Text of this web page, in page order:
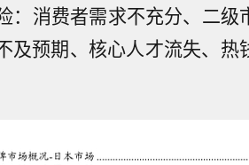
消费者需求不充分、二级
及预期、核心人才流失、热